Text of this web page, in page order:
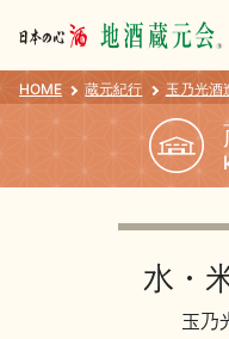
会員登録
HOME 蔵元紀行 玉乃光酒
水・
玉乃